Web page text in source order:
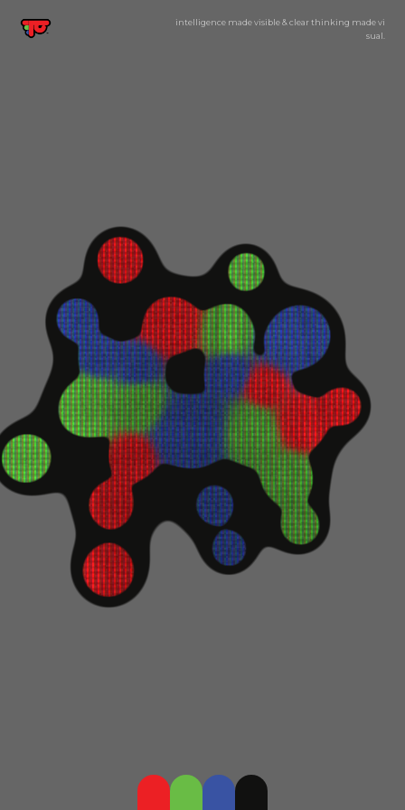
intelligence madevisible& clearthinking madevi
sual